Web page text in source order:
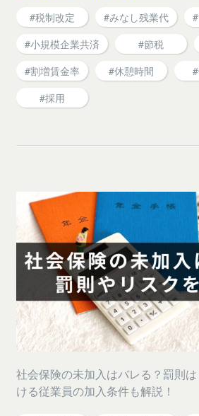
#税制改定 #みなし残業代
#小規模企業共済
#節税
#割増賃金率
#休憩時間
#採用
社会保険の未加入はバレる？罰則
ける従業員の加入条件も解説！